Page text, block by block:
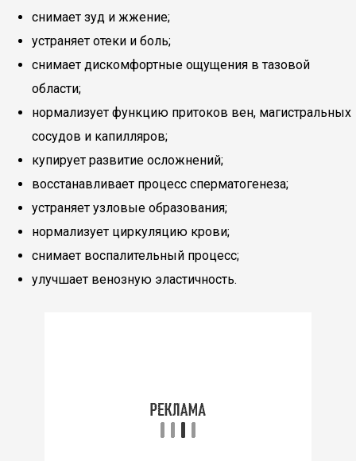
снимает зуд и жжение;
устраняет отеки и боль;
снимает дискомфортные ощущения в тазовой
области;
нормализует функцию притоков вен, магистральных
сосудов и капилляров;
купирует развитие осложнений;
восстанавливает процесс сперматогенеза;
устраняет узловые образования;
нормализует циркуляцию крови;
снимает воспалительный процесс;
улучшает венозную эластичность.